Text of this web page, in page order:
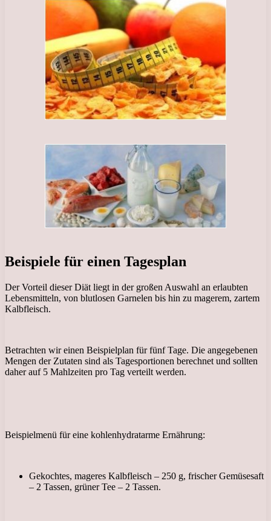
Beispiele für einen Tagesplan
Der Vorteil dieser Diät liegt in der großen Auswahl an erlaubten
Lebensmitteln, von blutlosen Garnelen bis hin zu magerem, zartem
Kalbfleisch.
Betrachten wir einen Beispielplan für fünf Tage. Die angegebenen
Mengen der Zutaten sind als Tagesportionen berechnet und sollten
daher auf 5 Mahlzeiten pro Tag verteilt werden.
Beispielmenü für eine kohlenhydratarme Ernährung:
Gekochtes, mageres Kalbfleisch – 250 g, frischer Gemüsesaft
– 2 Tassen, grüner Tee – 2 Tassen.